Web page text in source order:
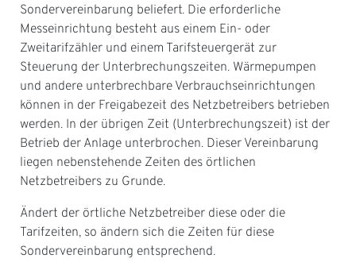
Sondervereinbarung beliefert. Die erforderliche
Messeinrichtung besteht aus einem Ein- oder
Zweitarifzähler und einem Tarifsteuergerät zur
Steuerung der Unterbrechungszeiten. Wärmepumpen
und andere unterbrechbare Verbrauchseinrichtungen
können in der Freigabezeit des Netzbetreibers betrieben
werden. In der übrigen Zeit (Unterbrechungszeit) ist der
Betrieb der Anlage unterbrochen. Dieser Vereinbarung
liegen nebenstehende Zeiten des örtlichen
Netzbetreibers zu Grunde.
Ändert der örtliche Netzbetreiber diese oder die
Tarifzeiten, so ändern sich die Zeiten für diese
Sondervereinbarung entsprechend.